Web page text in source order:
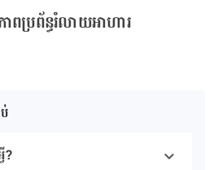
ពប្រព័ន្ធរំលាយអាហារ
?